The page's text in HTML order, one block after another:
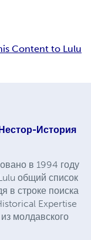
Content to Lulu
История
в 1994 году
общий список
в строке поиска
Expertise
молдавского